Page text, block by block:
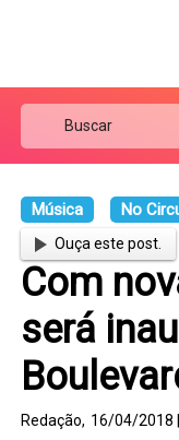
Música No
Ouça este post.
Com
será
Redação, 16/04/2018